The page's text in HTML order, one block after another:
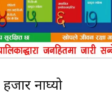
नाघ्यो